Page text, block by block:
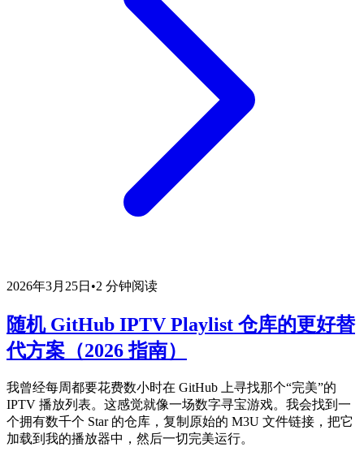
2026年3月25日 •2 分钟阅读
随机 GitHub IPTV Playlist 仓库的更好替
代方案（2026 指南）
我曾经每周都要花费数小时在 GitHub 上寻找那个“完美”的
IPTV 播放列表。这感觉就像一场数字寻宝游戏。我会找到一
个拥有数千个 Star 的仓库，复制原始的 M3U 文件链接，把它
加载到我的播放器中，然后一切完美运行。